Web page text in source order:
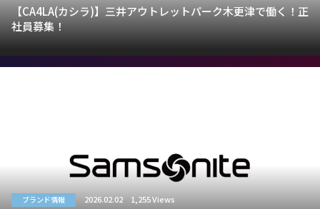
【CA4LA(カシラ)】三井アウトレットパーク木更津で働く！正
社員募集！
ブランド情報 2026.02.02 1,255 Views